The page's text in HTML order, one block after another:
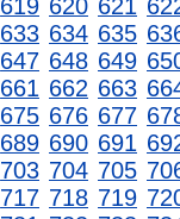
619 620 621
633 634 635
647 648 649
661 662 663
675 676 677
689 690 691
703 704 705
717 718 719